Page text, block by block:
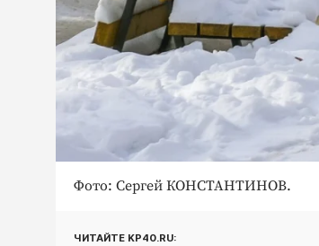
Фото: Сергей КОНСТАНТИНОВ.
ЧИТАЙТЕ KP40.RU: